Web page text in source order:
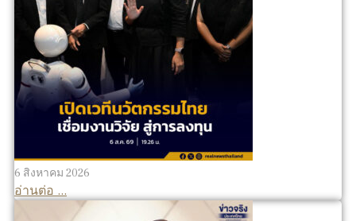
6 สิงหาคม 2026
อ่านต่อ ...